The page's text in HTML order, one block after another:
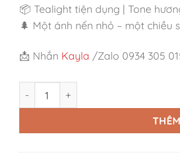
📦 Tealight tiện dụng | Tone
🌲 Một ánh nến nhỏ – một chiều
📩 Nhắn Kayla /Zalo 0934 305